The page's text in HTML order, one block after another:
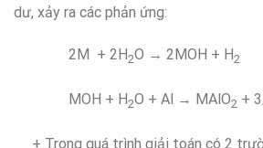
dư, xảy ra các phản ứng:
2M + 2H2O → 2MOH + H2
MOH + H2O + Al → MAlO2 +
+ Trong quá trình giải toán có 2